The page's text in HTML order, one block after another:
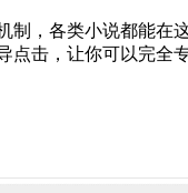
，各类小说都能
击，让你可以完全